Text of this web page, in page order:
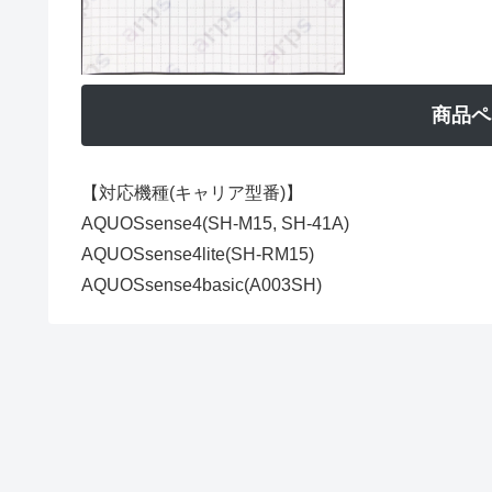
商品
【対応機種(キャリア型番)】
AQUOSsense4(SH-M15, SH-41A)
AQUOSsense4lite(SH-RM15)
AQUOSsense4basic(A003SH)